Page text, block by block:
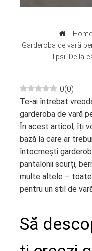
Home
Garderoba de vară
lipsi! De la
0(0)
Te-ai întrebat
garderoba de vară
În acest articol, îți
bază la care ar
întocmești
pantalonii scurți,
multe altele –
pentru un stil de
Să